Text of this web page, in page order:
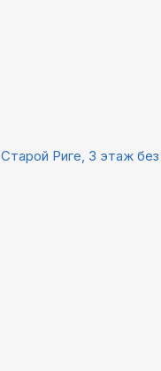
Риге, 3 этаж без